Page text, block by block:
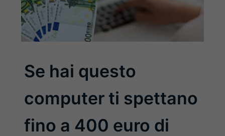
Se hai questo
computer ti spettano
fino a 400 euro di